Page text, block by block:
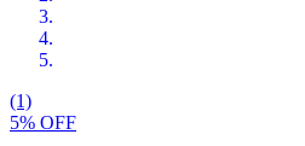
(1)
5% OFF